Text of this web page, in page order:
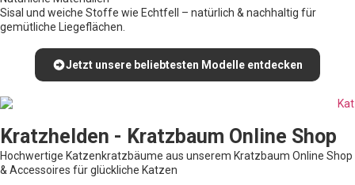
Sisal und weiche Stoffe wie Echtfell – natürlich & nachhaltig für
gemütliche Liegeflächen.
Jetzt unsere beliebtesten Modelle entdecken
Kratzhelden - Kratzbaum Online Shop
Hochwertige Katzenkratzbäume aus unserem Kratzbaum Online Shop
& Accessoires für glückliche Katzen